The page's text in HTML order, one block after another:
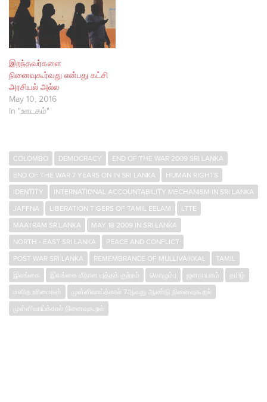
இறந்தவர்களை
நினைவுகூர்வது என்பது கட்சி
அரசியல் அல்ல
May 10, 2016
In "ஊடகம்"
COLOMBO DEMOCRACY
END OF THE WAR 2009 SRI LANKA
END OF THE WAR 7 YEARS ON IN SRI LANKA
HUMAN RIGHTS
IDENTITY
INTERNATIONAL ACCOUNTABILITY MECHANISM IN SRI LANKA
JAFFNA
LIBERATION TIGERS OF TAMIL EELAM
LTTE
MAATRAM SRILANKA
MAY 18 2009 IN SRI LANKA
NORTH - EAST SRI LANKA
PEACE AND CONFLICT
POST WAR SRI LANKA
REMEMBRANCE OF MULLIVAIKKAL
TAMIL
இலங்கை
இலங்கை மீதான யுத்தக் குற்றம் கொழும்பு ஜனநாயகம்
தமிழ்
மனித உரிமைகள்
முள்ளிவாய்க்கால் 7ஆவது ஆண்டு நினைவுகூறல்
முள்ளிவாய்க்கால் நினைவுகூறல்